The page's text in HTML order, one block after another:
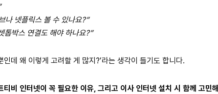
나 넷플릭스 볼 수 있나요?”
톱박스 연결도 해야 하나요?”
데 왜 이렇게 고려할 게 많지?’라는 생각이 들기도 합니다.
비 인터넷이 꼭 필요한 이유, 그리고 이사 인터넷 설치 시 함께 고민해